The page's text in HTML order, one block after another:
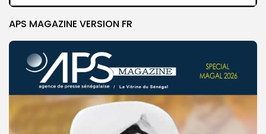
APS MAGAZINE VERSION FR